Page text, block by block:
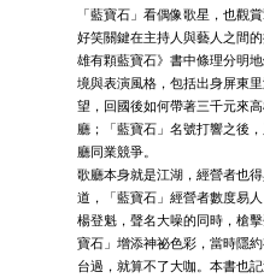
「藍寶石」看偶像歌星，也觀
好笑關鍵在主持人與藝人之間
雄有顆藍寶石》書中條理分明
境與表演風格，包括出身屏東
望，回國後如何帶著三千元來
廳；「藍寶石」名號打響之後
廳同業競爭。
歌廳本身就是江湖，經營者也
道，「藍寶石」經營者數度易
楊登魁，聲名大噪的同時，槍
寶石」增添神祕色彩，當時隱
台過，就算不了大咖。本書也